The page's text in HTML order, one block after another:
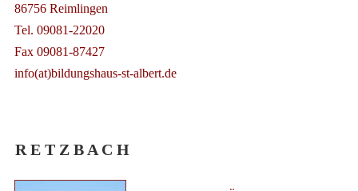
86756 Reimlingen
Tel. 09081-22020
Fax 09081-87427
info(at)bildungshaus-st-albert.de
R E T Z B A C H